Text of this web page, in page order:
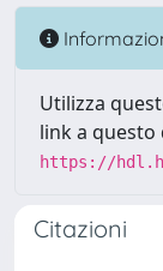
Utilizza
link a
https://
Citazioni